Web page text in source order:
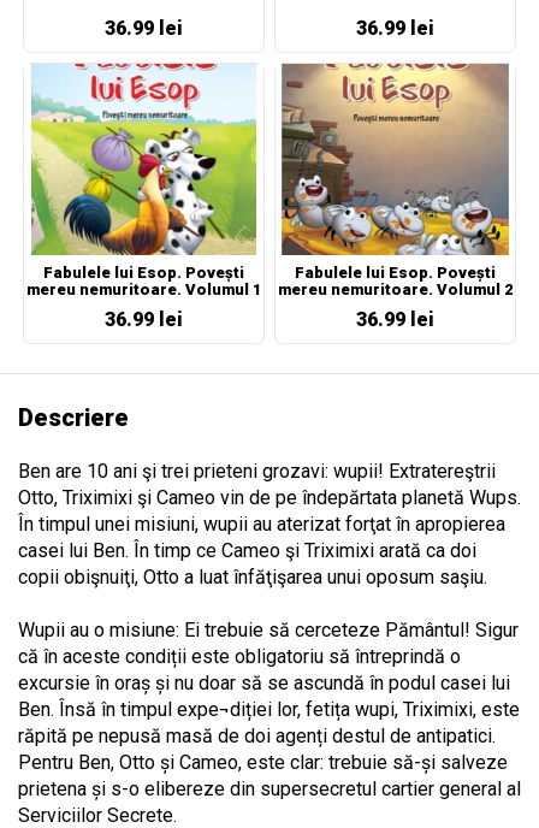
36.99 lei 36.99 lei
Fabulele lui Esop. Povești
mereu nemuritoare. Volumul 1
36.99 lei
Fabulele lui Esop. Povești
mereu nemuritoare. Volumul 2
36.99 lei
Descriere
Ben are 10 ani şi trei prieteni grozavi: wupii! Extratereştrii
Otto, Triximixi şi Cameo vin de pe îndepărtata planetă Wups.
În timpul unei misiuni, wupii au aterizat forţat în apropierea
casei lui Ben. În timp ce Cameo şi Triximixi arată ca doi
copii obişnuiţi, Otto a luat înfăţişarea unui oposum saşiu.
Wupii au o misiune: Ei trebuie să cerceteze Pământul! Sigur
că în aceste condiții este obligatoriu să întreprindă o
excursie în oraș și nu doar să se ascundă în podul casei lui
Ben. Însă în timpul expe¬diției lor, fetița wupi, Triximixi, este
răpită pe nepusă masă de doi agenți destul de antipatici.
Pentru Ben, Otto și Cameo, este clar: trebuie să-și salveze
prietena și s-o elibereze din supersecretul cartier general al
Serviciilor Secrete.